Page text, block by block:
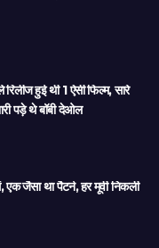
हुई थी 1 ऐसी फिल्म, सारे
पड़े थे बॉबी देओल
जैसा था पैटर्न, हर मूवी निकली